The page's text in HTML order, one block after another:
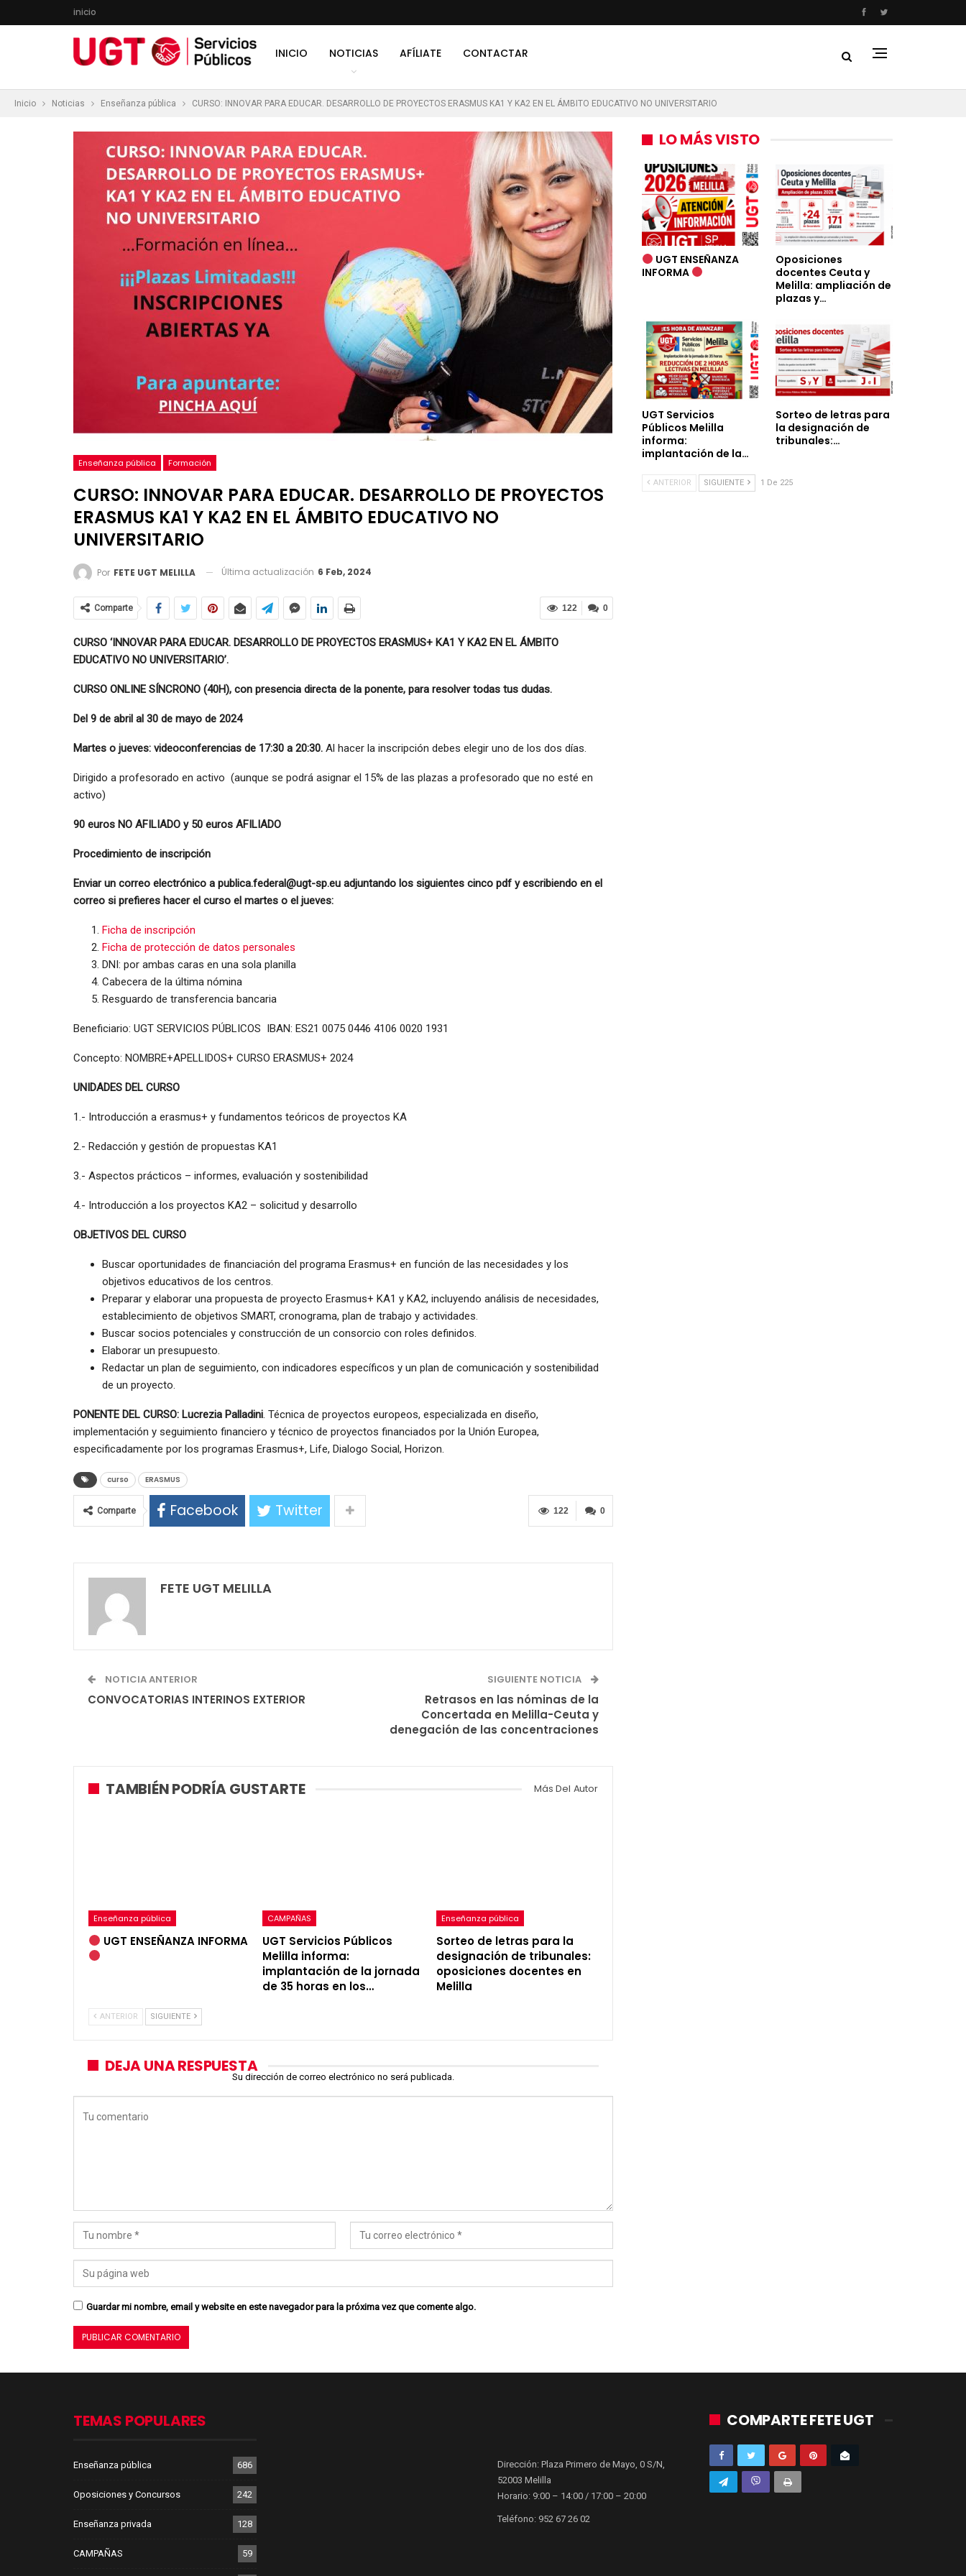
inicio
INICIO NOTICIAS AFÍLIATE CONTACTAR
Inicio Noticias Enseñanza pública CURSO: INNOVAR PARA EDUCAR. DESARROLLO DE PROYECTOS ERASMUS KA1 Y KA2 EN EL ÁMBITO EDUCATIVO NO UNIVERSITARIO
Enseñanza pública Formación
CURSO: INNOVAR PARA EDUCAR. DESARROLLO DE PROYECTOS
ERASMUS KA1 Y KA2 EN EL ÁMBITO EDUCATIVO NO
UNIVERSITARIO
Por FETE UGT MELILLA Última actualización 6 Feb, 2024
0
122
Comparte
CURSO ‘INNOVAR PARA EDUCAR. DESARROLLO DE PROYECTOS ERASMUS+ KA1 Y KA2 EN EL ÁMBITO
EDUCATIVO NO UNIVERSITARIO’.
CURSO ONLINE SÍNCRONO (40H), con presencia directa de la ponente, para resolver todas tus dudas.
Del 9 de abril al 30 de mayo de 2024
Martes o jueves: videoconferencias de 17:30 a 20:30. Al hacer la inscripción debes elegir uno de los dos días.
Dirigido a profesorado en activo (aunque se podrá asignar el 15% de las plazas a profesorado que no esté en
activo)
90 euros NO AFILIADO y 50 euros AFILIADO
Procedimiento de inscripción
Enviar un correo electrónico a publica.federal@ugt-sp.eu adjuntando los siguientes cinco pdf y escribiendo en el
correo si prefieres hacer el curso el martes o el jueves:
Ficha de inscripción
Ficha de protección de datos personales
DNI: por ambas caras en una sola planilla
Cabecera de la última nómina
Resguardo de transferencia bancaria
Beneficiario: UGT SERVICIOS PÚBLICOS IBAN: ES21 0075 0446 4106 0020 1931
Concepto: NOMBRE+APELLIDOS+ CURSO ERASMUS+ 2024
UNIDADES DEL CURSO
1.- Introducción a erasmus+ y fundamentos teóricos de proyectos KA
2.- Redacción y gestión de propuestas KA1
3.- Aspectos prácticos – informes, evaluación y sostenibilidad
4.- Introducción a los proyectos KA2 – solicitud y desarrollo
OBJETIVOS DEL CURSO
Buscar oportunidades de financiación del programa Erasmus+ en función de las necesidades y los
objetivos educativos de los centros.
Preparar y elaborar una propuesta de proyecto Erasmus+ KA1 y KA2, incluyendo análisis de necesidades,
establecimiento de objetivos SMART, cronograma, plan de trabajo y actividades.
Buscar socios potenciales y construcción de un consorcio con roles definidos.
Elaborar un presupuesto.
Redactar un plan de seguimiento, con indicadores específicos y un plan de comunicación y sostenibilidad
de un proyecto.
PONENTE DEL CURSO: Lucrezia Palladini. Técnica de proyectos europeos, especializada en diseño,
implementación y seguimiento financiero y técnico de proyectos financiados por la Unión Europea,
especificadamente por los programas Erasmus+, Life, Dialogo Social, Horizon.
curso ERASMUS
0
122
Comparte Facebook Twitter
FETE UGT MELILLA
NOTICIA ANTERIOR
CONVOCATORIAS INTERINOS EXTERIOR
SIGUIENTE NOTICIA
Retrasos en las nóminas de la
Concertada en Melilla-Ceuta y
denegación de las concentraciones
TAMBIÉN PODRÍA GUSTARTE Más Del Autor
Enseñanza pública
UGT ENSEÑANZA INFORMA
CAMPAÑAS
UGT Servicios Públicos
Melilla informa:
implantación de la jornada
de 35 horas en los…
Enseñanza pública
Sorteo de letras para la
designación de tribunales:
oposiciones docentes en
Melilla
ANTERIOR SIGUIENTE
DEJA UNA RESPUESTA
Su dirección de correo electrónico no será publicada.
Guardar mi nombre, email y website en este navegador para la próxima vez que comente algo.
LO MÁS VISTO
UGT ENSEÑANZA
INFORMA
Oposiciones
docentes Ceuta y
Melilla: ampliación de
plazas y…
UGT Servicios
Públicos Melilla
informa:
implantación de la…
Sorteo de letras para
la designación de
tribunales:…
ANTERIOR SIGUIENTE 1 De 225
TEMAS POPULARES
Enseñanza pública 686
Oposiciones y Concursos 242
Enseñanza privada 128
CAMPAÑAS 59
Dirección: Plaza Primero de Mayo, 0 S/N,
52003 Melilla
Horario: 9:00 – 14:00 / 17:00 – 20:00
Teléfono: 952 67 26 02
COMPARTE FETE UGT